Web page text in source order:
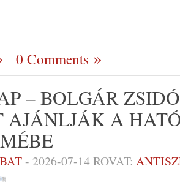
0 Comments
– BOLGÁR
AJÁNLJÁK A
- 2026-07-14ROVAT: